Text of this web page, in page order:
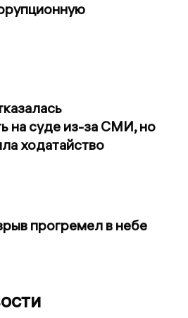
на суде из-за СМИ, но
ходатайство
прогремел в небе